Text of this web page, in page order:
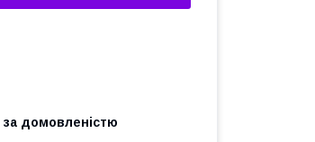
за домовленістю